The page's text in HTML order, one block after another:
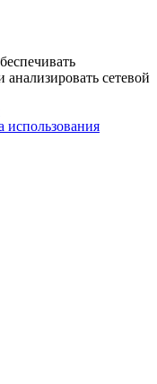
сетевой
использования